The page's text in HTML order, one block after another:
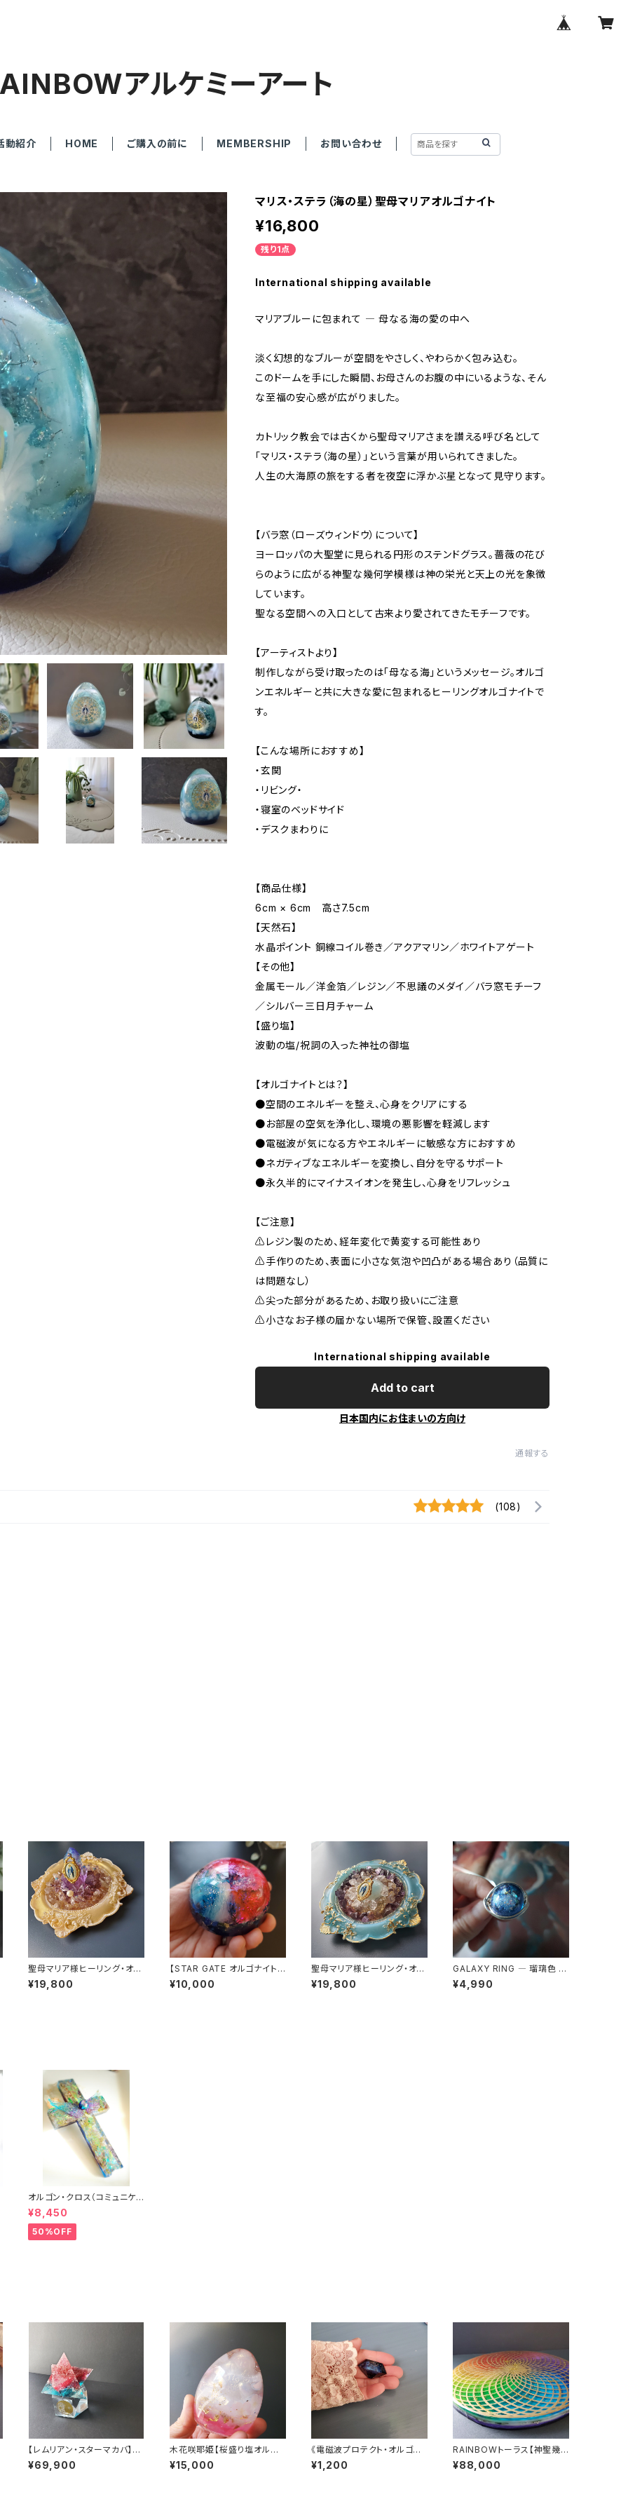
アルケミーアート
動紹介 HOME ご購入の前に MEMBERSHIP お問い合わせ
マリス・ステラ（海の星）聖母マリアオルゴナイト
¥16,800
残り1点
International shipping available
マリアブルーに包まれて ― 母なる海の愛の中へ
淡く幻想的なブルーが空間をやさしく、やわらかく包み込む。
このドームを手にした瞬間、お母さんのお腹の中にいるような、そん
な至福の安心感が広がりました。
カトリック教会では古くから聖母マリアさまを讃える呼び名として
「マリス・ステラ（海の星）」という言葉が用いられてきました。
人生の大海原の旅をする者を夜空に浮かぶ星となって見守ります。
【バラ窓（ローズウィンドウ）について】
ヨーロッパの大聖堂に見られる円形のステンドグラス。薔薇の花び
らのように広がる神聖な幾何学模様は神の栄光と天上の光を象徴
しています。
聖なる空間への入口として古来より愛されてきたモチーフです。
【アーティストより】
制作しながら受け取ったのは「母なる海」というメッセージ。オルゴ
ンエネルギーと共に大きな愛に包まれるヒーリングオルゴナイトで
す。
【こんな場所におすすめ】
・玄関
・リビング・
・寝室のベッドサイド
・デスクまわりに
【商品仕様】
6cm × 6cm 高さ7.5cm
【天然石】
水晶ポイント 銅線コイル巻き／アクアマリン／ホワイトアゲート
【その他】
金属モール／洋金箔／レジン／不思議のメダイ／バラ窓モチーフ
／シルバー三日月チャーム
【盛り塩】
波動の塩/祝詞の入った神社の御塩
【オルゴナイトとは？】
●空間のエネルギーを整え、心身をクリアにする
●お部屋の空気を浄化し、環境の悪影響を軽減します
●電磁波が気になる方やエネルギーに敏感な方におすすめ
●ネガティブなエネルギーを変換し、自分を守るサポート
●永久半的にマイナスイオンを発生し、心身をリフレッシュ
【ご注意】
⚠レジン製のため、経年変化で黄変する可能性あり
⚠手作りのため、表面に小さな気泡や凹凸がある場合あり（品質に
は問題なし）
⚠尖った部分があるため、お取り扱いにご注意
⚠小さなお子様の届かない場所で保管、設置ください
International shipping available
Add to cart
日本国内にお住まいの方向け
通報する
(108)
聖母マリア様ヒーリング・オル
ゴナイト～ディヴァインゴール
ドの祈り～
¥19,800
【STAR GATE オルゴナイト】
あなたへのメッセージ付き
¥10,000
聖母マリア様ヒーリング・オル
ゴナイト～セレスティアル・ブ
ルーの祈り～
¥19,800
GALAXY RING ― 瑠璃色 宇
宙を身にまとう
¥4,990
オルゴン・クロス（コミュニケ
ーション）
¥8,450
50%OFF
【レムリアン・スターマカバ】神
聖幾何学オルゴナイト】専用台
座付き
¥69,900
木花咲耶姫【桜盛り塩オルゴ
ナイト】
¥15,000
《電磁波プロテクト・オルゴナ
イト》ダイヤ型オルゴナイト
¥1,200
RAINBOWトーラス【神聖幾
何学パワープレート】
¥88,000